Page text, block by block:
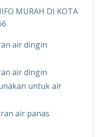
MURAH DI KOTA
air dingin
air dingin
untuk air
air panas